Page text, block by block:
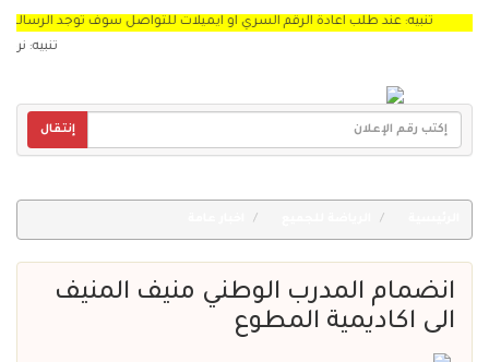
تنبيه: عند طلب اعادة الرقم السري او ايميلات للتواصل سوف توجد الرساله Spam "
تنبيه: نرجو
إنتقال
انضمام المدرب الوطني منيف المنيف
الى اكاديمية المطوع